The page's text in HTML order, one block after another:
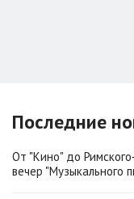
Последние
От "Кино" до
вечер "Музыкального